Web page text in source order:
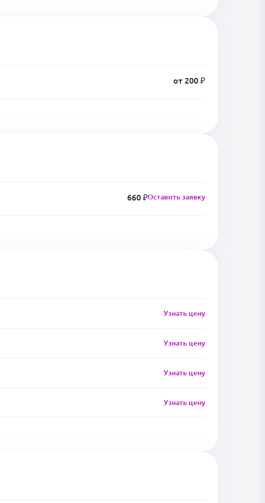
от 200 ₽
660 ₽Оставить заявку
Узнать цену
Узнать цену
Узнать цену
Узнать цену